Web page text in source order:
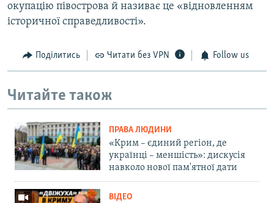
окупацію півострова й називає це «відновленням
історичної справедливості».
Поділитись Читати без VPN Follow us
Читайте також
ПРАВА ЛЮДИНИ
«Крим – єдиний регіон, де
українці – меншість»: дискусія
навколо нової пам'ятної дати
ВІДЕО